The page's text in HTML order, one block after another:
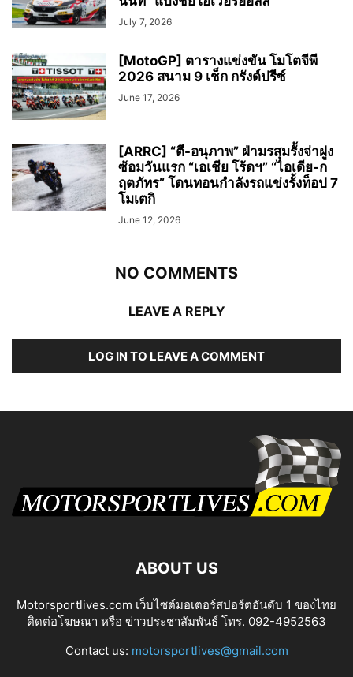
July 7, 2026
[MotoGP] ตารางแข่งขัน โมโตจีพี
2026 สนาม 9 เช็ก กรังด์ปรีซ์
June 17, 2026
[ARRC] “ตี-อนุภาพ” ฝ่ามรสุมรั้งจ่าฝูง
ซ้อมวันแรก “เอเชีย โร้ดฯ” “ไอเดีย-ก
ฤตภัทร” โดนทอนกำลังรถแข่งรั้งท็อป 7
โมเตกิ
June 12, 2026
NO COMMENTS
LEAVE A REPLY
LOG IN TO LEAVE A COMMENT
ABOUT US
Motorsportlives.com เว็บไซต์มอเตอร์สปอร์ตอันดับ 1 ของไทย
ติดต่อโฆษณา หรือ ข่าวประชาสัมพันธ์ โทร. 092-4952563
Contact us: motorsportlives@gmail.com